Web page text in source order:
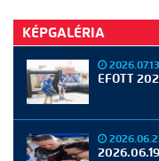
KÉPGALÉRIA
EFOTT